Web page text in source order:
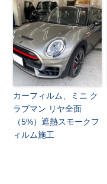
カーフィルム、ミニ ク
ラブマン リヤ全面
（5%）遮熱スモークフ
ィルム施工